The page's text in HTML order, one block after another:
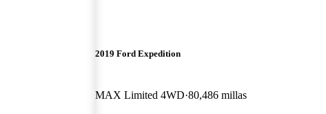
2019 Ford Expedition
MAX Limited 4WD 80,486 millas